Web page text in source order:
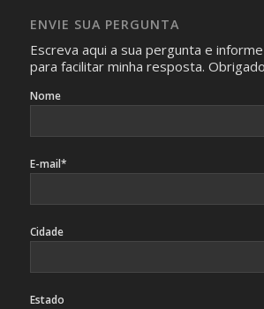
identificação da pessoa fotografada.
ENVIE SUA PERGUNTA
Escreva aqui a sua pergunta e
para facilitar minha resposta.
Nome
E-mail*
Cidade
Estado